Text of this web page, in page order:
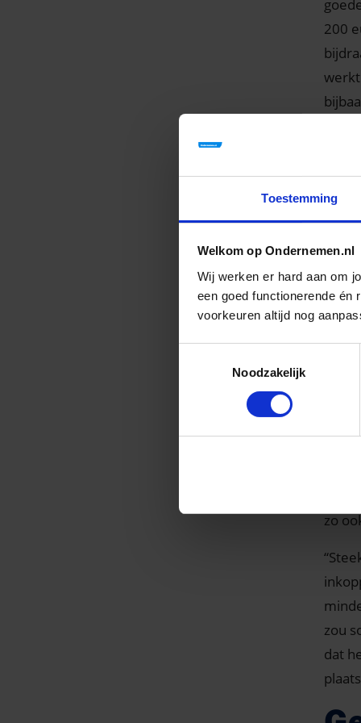
Toestemming
Welkom op Ondernemen.nl
Wij werken er hard aan om
een goed functionerende én
voorkeuren altijd nog
Noodzakelijk
200
En
Ivo
“Bij
een
en
zo
zou
dat